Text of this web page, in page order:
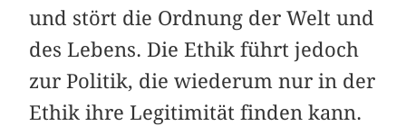
und stört die Ordnung der Welt und
des Lebens. Die Ethik führt jedoch
zur Politik, die wiederum nur in der
Ethik ihre Legitimität finden kann.